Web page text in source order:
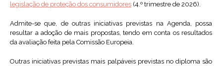
legislação de proteção dos consumidores (4.º trimestre de 2026).
Admite-se que, de outras iniciativas previstas na Agenda, possa
resultar a adoção de mais propostas, tendo em conta os resultados
da avaliação feita pela Comissão Europeia.
Outras iniciativas previstas mais palpáveis previstas no diploma são